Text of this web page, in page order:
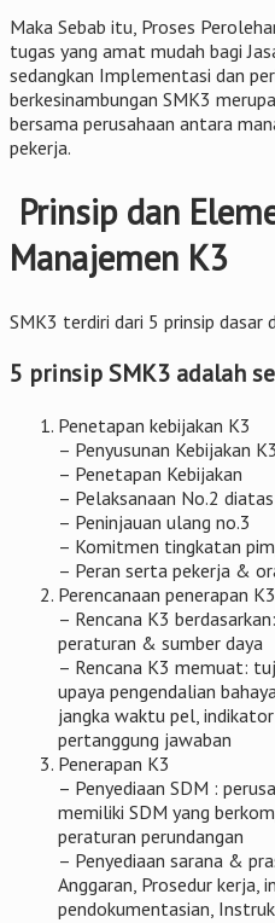
Maka Sebab itu, Proses
tugas yang amat mudah bagi
sedangkan Implementasi dan
berkesinambungan SMK3
bersama perusahaan antara
pekerja.
Prinsip dan
Manajemen K3
SMK3 terdiri dari 5 prinsip dasar
5 prinsip SMK3 adalah
Penetapan kebijakan K3
– Penyusunan Kebijakan K3
– Penetapan Kebijakan
– Pelaksanaan No.2
– Peninjauan ulang no.3
– Komitmen tingkatan
– Peran serta pekerja &
Perencanaan penerapan K3
– Rencana K3
peraturan & sumber daya
– Rencana K3 memuat:
upaya pengendalian
jangka waktu pel,
pertanggung jawaban
Penerapan K3
– Penyediaan SDM :
memiliki SDM yang
peraturan perundangan
– Penyediaan sarana &
Anggaran, Prosedur kerja,
pendokumentasian,